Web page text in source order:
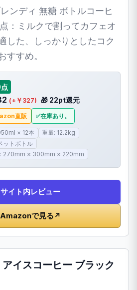
ンディ 無糖 ボトルコーヒ
：ミルクで割ってカフェオ
した、しっかりとしたコク
すすめ。
(+￥327) 🎁 22pt還元
直販 在庫あり。
× 12本
重量: 12.2kg
ットボトル
: 270mm × 300mm × 220mm
サイト内レビュー
で見る ↗
イスコーヒー ブラック